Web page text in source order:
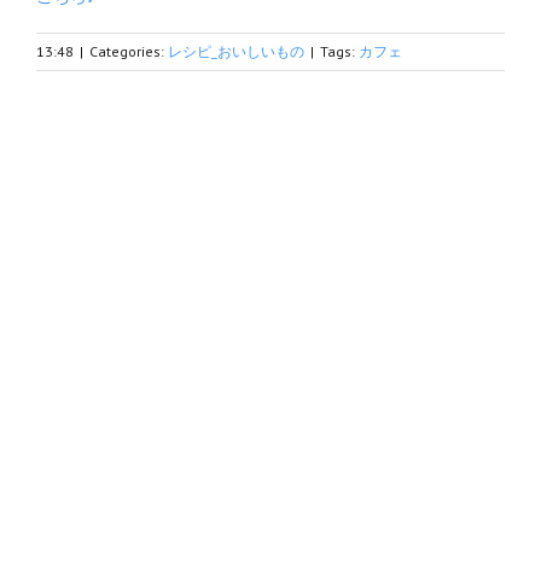
13:48 | Categories: レシピ_おいしいもの | Tags: カフェ